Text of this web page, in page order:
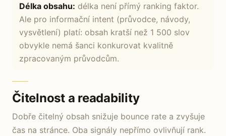
Délka obsahu: délka není přímý ranking faktor.
Ale pro informační intent (průvodce, návody,
vysvětlení) platí: obsah kratší než 1 500 slov
obvykle nemá šanci konkurovat kvalitně
zpracovaným průvodcům.
Čitelnost a readability
Dobře čitelný obsah snižuje bounce rate a zvyšuje
čas na stránce. Oba signály nepřímo ovlivňují rank.